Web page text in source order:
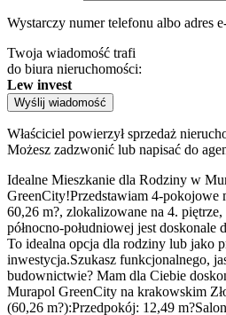
Wystarczy numer telefonu albo adres
Twoja wiadomość trafi
do biura nieruchomości:
Lew invest
Wyślij wiadomość
Właściciel powierzył sprzedaż
Możesz zadzwonić lub napisać do
Idealne Mieszkanie dla Rodziny w
GreenCity!Przedstawiam 4-pokojowe
60,26 m?, zlokalizowane na 4.
północno-południowej jest doskonale
To idealna opcja dla rodziny lub jako
inwestycja.Szukasz funkcjonalnego,
budownictwie? Mam dla Ciebie
Murapol GreenCity na krakowskim
(60,26 m?):Przedpokój: 12,49